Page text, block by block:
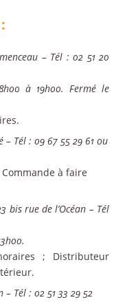
– Tél : 02 51 20
à 19h00. Fermé le
– Tél : 09 67 55 29 61 ou
à faire
bis rue de l’Océan – Tél
; Distributeur
– Tél : 02 51 33 29 52